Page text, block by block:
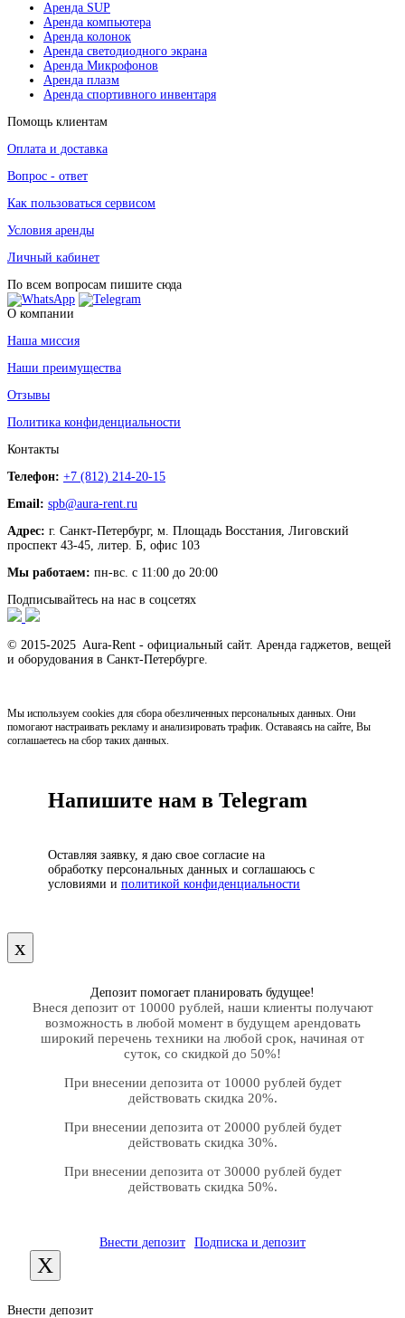
Аренда SUP
Аренда компьютера
Аренда колонок
Аренда светодиодного экрана
Аренда Микрофонов
Аренда плазм
Аренда спортивного инвентаря
Помощь клиентам
Оплата и доставка
Вопрос - ответ
Как пользоваться сервисом
Условия аренды
Личный кабинет
По всем вопросам пишите сюда
О компании
Наша миссия
Наши преимущества
Отзывы
Политика конфиденциальности
Контакты
Телефон: +7 (812) 214-20-15
Email: spb@aura-rent.ru
Адрес: г. Санкт-Петербург, м. Площадь Восстания, Лиговский
проспект 43-45, литер. Б, офис 103
Мы работаем: пн-вс. с 11:00 до 20:00
Подписывайтесь на нас в соцсетях
© 2015-2025 Aura-Rent - официальный сайт. Аренда гаджетов, вещей
и оборудования в Санкт-Петербурге.
Мы используем cookies для сбора обезличенных персональных данных. Они
помогают настраивать рекламу и анализировать трафик. Оставаясь на сайте, Вы
соглашаетесь на сбор таких данных.
Напишите нам в Telegram
Оставляя заявку, я даю свое согласие на
обработку персональных данных и соглашаюсь с
условиями и политикой конфиденциальности
х
Депозит помогает планировать будущее!
Внеся депозит от 10000 рублей, наши клиенты получают
возможность в любой момент в будущем арендовать
широкий перечень техники на любой срок, начиная от
суток, со скидкой до 50%!
При внесении депозита от 10000 рублей будет
действовать скидка 20%.
При внесении депозита от 20000 рублей будет
действовать скидка 30%.
При внесении депозита от 30000 рублей будет
действовать скидка 50%.
Внести депозит Подписка и депозит
X
Внести депозит